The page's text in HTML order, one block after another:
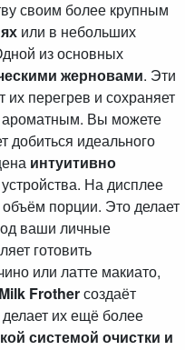
своим более крупным
или в небольших
из основных
жерновами. Эти
перегрев и сохраняет
ароматным. Вы можете
добиться идеального
интуитивно
На дисплее
порции. Это делает
ваши личные
готовить
или латте макиато,
Milk Frotherсоздаёт
их ещё более
системой очистки и